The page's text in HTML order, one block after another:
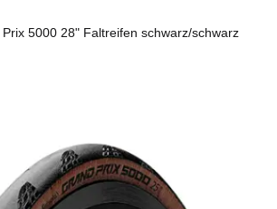
5000 28" Faltreifen schwarz/schwarz